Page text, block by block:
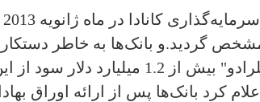
گردید.و بانک‌ها به خاطر
آمده که غیر قانونی اعلام شده است.
کرد بانک‌ها پس از ارائه اوراق